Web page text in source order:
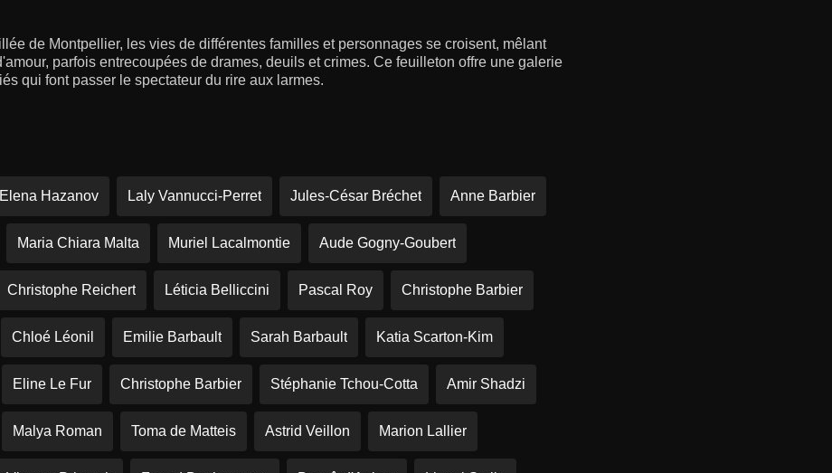
de Montpellier, les vies de différentes familles et personnages se croisent, mêlant
parfois entrecoupées de drames, deuils et crimes. Ce feuilleton offre une galerie
qui font passer le spectateur du rire aux larmes.
Elena Hazanov Laly Vannucci-Perret Jules-César Bréchet Anne Barbier
Maria Chiara Malta Muriel Lacalmontie Aude Gogny-Goubert
Christophe Reichert Léticia Belliccini Pascal Roy Christophe Barbier
Chloé Léonil Emilie Barbault Sarah Barbault Katia Scarton-Kim
Eline Le Fur Christophe Barbier Stéphanie Tchou-Cotta Amir Shadzi
Malya Roman Toma de Matteis Astrid Veillon Marion Lallier